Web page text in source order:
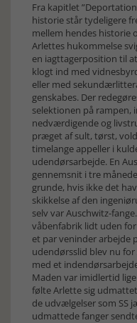
Fra kapitlet
historie står tydeligere
mellem hendes historie
Arlettes hukommelse
en iagttagerposition til
klogt ind med
eller med
genskabes. Der
selektionen på rampen,
nedværdigende og
præget af sult, tørst,
timelange appeller i
udendørsarbejde. En
gennemsnit i tre
grunde, hvis ikke det
skikkelse af den
selv var Auschwitz-
våbenfabrik lidt uden
et par veninder arbejde
udendørsslid blev nu
med et
Maden var imidlertid
følte Arlette sig
de udvælgelser som SS
udmattede fanger